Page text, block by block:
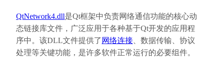
QtNetwork4.dll是Qt框架中负责网络通信功能的核心动
态链接库文件，广泛应用于各种基于Qt开发的应用程
序中。该DLL文件提供了 网络连接、数据传输、协议
处理等关键功能，是许多软件正常运行的必要组件。